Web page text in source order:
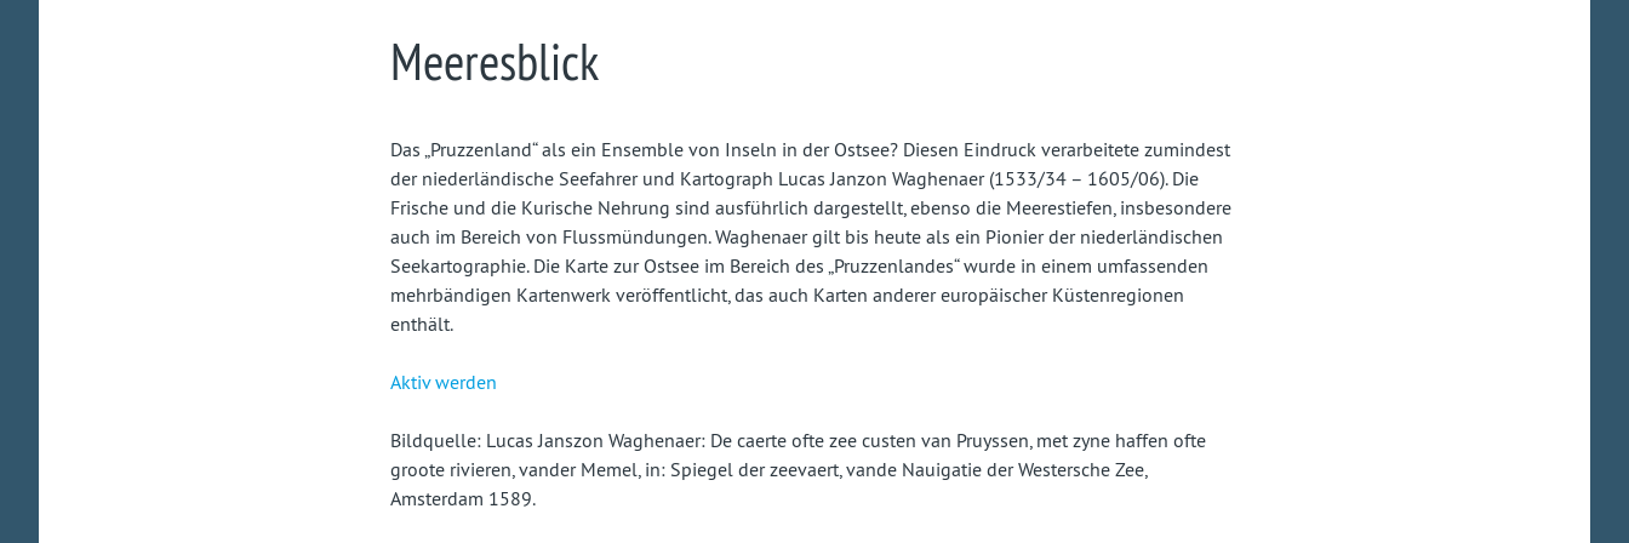
Meeresblick
Das „Pruzzenland“ als ein Ensemble von Inseln in der Ostsee? Diesen Eindruck verarbeitete zumindest
der niederländische Seefahrer und Kartograph Lucas Janzon Waghenaer (1533/34 – 1605/06). Die
Frische und die Kurische Nehrung sind ausführlich dargestellt, ebenso die Meerestiefen, insbesondere
auch im Bereich von Flussmündungen. Waghenaer gilt bis heute als ein Pionier der niederländischen
Seekartographie. Die Karte zur Ostsee im Bereich des „Pruzzenlandes“ wurde in einem umfassenden
mehrbändigen Kartenwerk veröffentlicht, das auch Karten anderer europäischer Küstenregionen
enthält.
Aktiv werden
Bildquelle: Lucas Janszon Waghenaer: De caerte ofte zee custen van Pruyssen, met zyne haffen ofte
groote rivieren, vander Memel, in: Spiegel der zeevaert, vande Nauigatie der Westersche Zee,
Amsterdam 1589.